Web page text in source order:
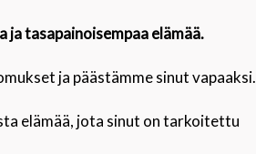
tasapainoisempaa elämää.
ja päästämme sinut vapaaksi.
elämää, jota sinut on tarkoitettu